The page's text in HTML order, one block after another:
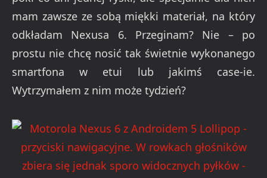
mam zawsze ze sobą miękki materiał, na który
odkładam Nexusa 6. Przeginam? Nie – po
prostu nie chcę nosić tak świetnie wykonanego
smartfona w etui lub jakimś case-ie.
Wytrzymałem z nim może tydzień?